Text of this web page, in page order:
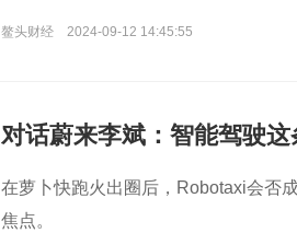
鳌头财经 2024-09-12 14:45:55
对话蔚来李斌：智能驾驶
在萝卜快跑火出圈后，Robotaxi会否
焦点。